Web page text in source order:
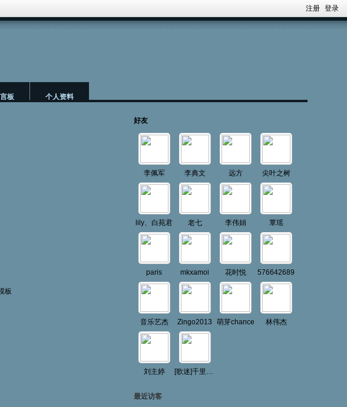
注册 登录
板 个人资料
板
好友
李佩军 李典文 远方 尖叶之树
lily、白苑君 老七 李伟娟 覃瑶
paris mkxamoi 花时悦 576642689
音乐艺杰 Zingo2013 萌芽chance 林伟杰
刘主婷 [歌迷]千里寻缘
最近访客